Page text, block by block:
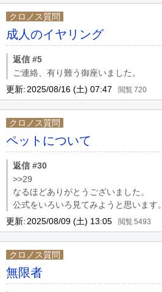
クロノス質問
成人のイヤリング
返信 #5
ご連絡、有り難う御座いました。
更新: 2025/08/16 (土) 07:47 720
クロノス質問
ペットについて
返信 #30
>>29
なるほどありがとうございました。
公式をいろいろ見てみようと思います。
更新: 2025/08/09 (土) 13:05 5493
クロノス質問
無限者